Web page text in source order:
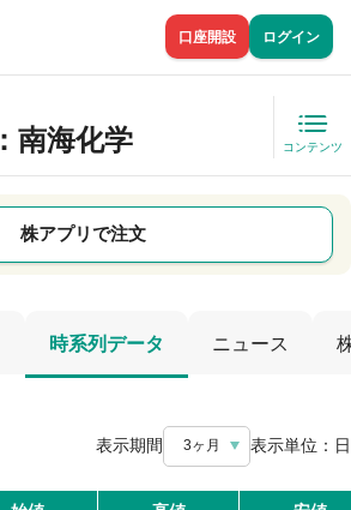
口座開設 ログイン
：南海化学 コンテンツ
株アプリで注文
時系列データ ニュース
表示期間 3ヶ月 表示単位： 日